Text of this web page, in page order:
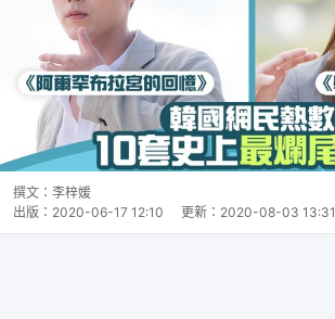
撰文： 李梓媛
出版： 2020-06-17 12:10 更新： 2020-08-03 13:31